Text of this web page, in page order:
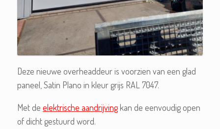
Deze nieuwe overheaddeur is voorzien van een glad
paneel, Satin Plano in kleur grijs RAL 7047.
Met de elektrische aandrijvingkan de eenvoudig open
of dicht gestuurd word.